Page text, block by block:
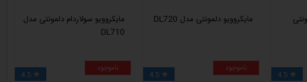

مایکروویو دلمونتی مدل DL720
ناموجود

مایکروویو سولاردام دلمونتی مدل
DL710
ناموجود

4.5